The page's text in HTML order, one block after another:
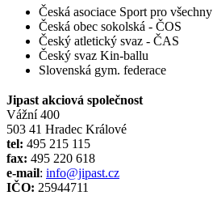
Česká asociace Sport pro všechny
Česká obec sokolská - ČOS
Český atletický svaz - ČAS
Český svaz Kin-ballu
Slovenská gym. federace
Jipast akciová společnost
Vážní 400
503 41 Hradec Králové
tel: 495 215 115
fax: 495 220 618
e-mail: info@jipast.cz
IČO: 25944711